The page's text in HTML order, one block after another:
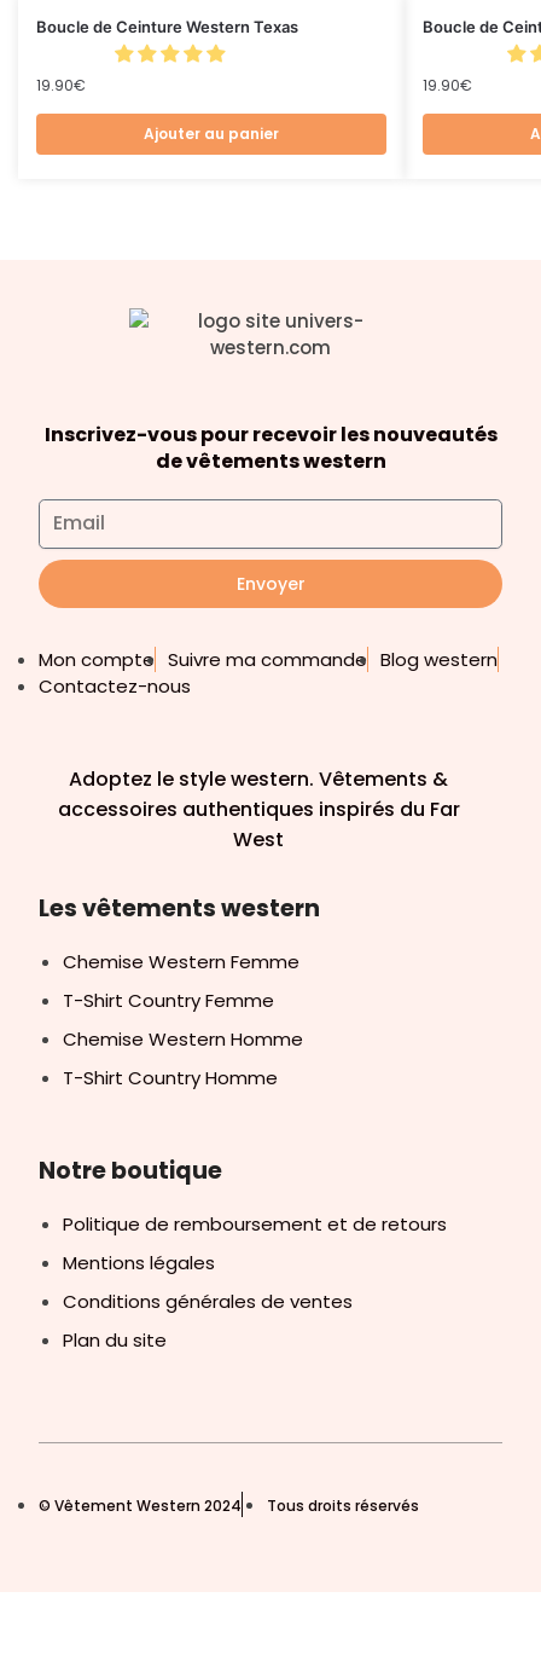
Boucle de Ceinture Western Texas
19.90€
Ajouter au panier
Boucle de
19.90€
Inscrivez-vous pour recevoir les nouveautés
de vêtements western
Envoyer
Mon compte Suivre ma commande Blog western
Contactez-nous
Adoptez le style western. Vêtements &
accessoires authentiques inspirés du Far
West
Les vêtements western
Chemise Western Femme
T-Shirt Country Femme
Chemise Western Homme
T-Shirt Country Homme
Notre boutique
Politique de remboursement et de retours
Mentions légales
Conditions générales de ventes
Plan du site
© Vêtement Western 2024 Tous droits réservés